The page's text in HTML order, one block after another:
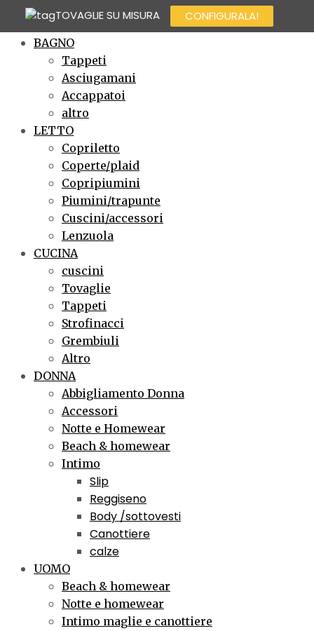
BAGNO
Tappeti
Asciugamani
Accappatoi
altro
LETTO
Copriletto
Coperte/plaid
Copripiumini
Piumini/trapunte
Cuscini/accessori
Lenzuola
CUCINA
cuscini
Tovaglie
Tappeti
Strofinacci
Grembiuli
Altro
DONNA
Abbigliamento Donna
Accessori
Notte e Homewear
Beach & homewear
Intimo
Slip
Reggiseno
Body /sottovesti
Canottiere
calze
UOMO
Beach & homewear
Notte e homewear
Intimo maglie e canottiere
TOVAGLIE SU MISURA CONFIGURALA!